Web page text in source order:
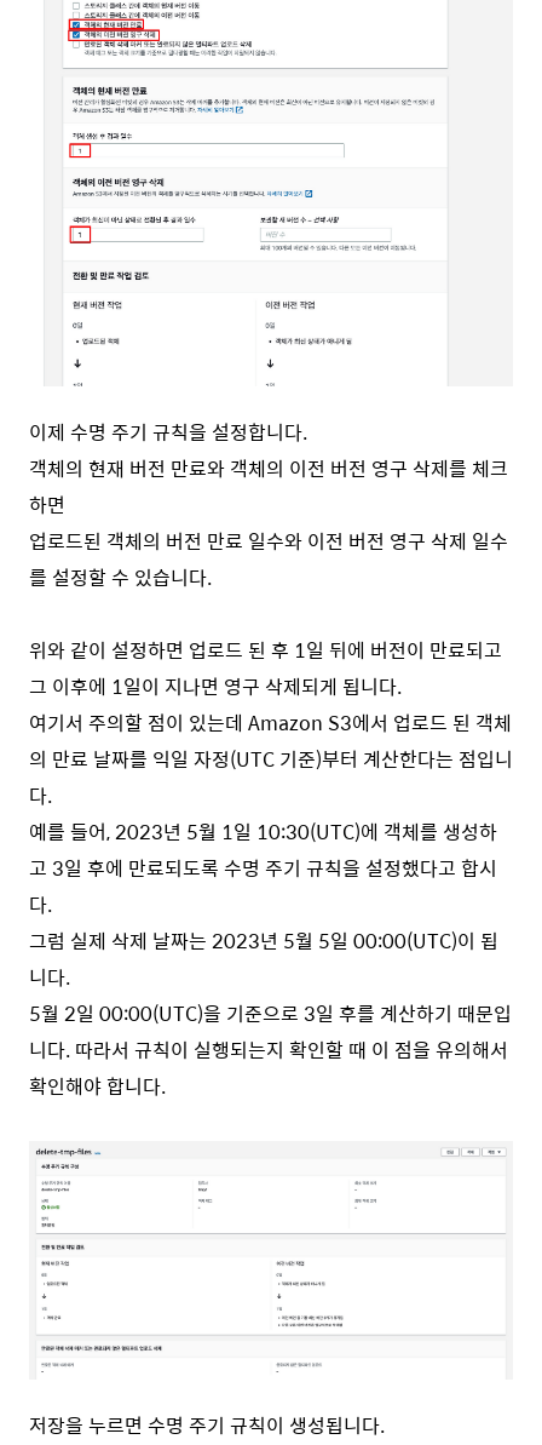
이제 수명 주기 규칙을 설정합니다.
객체의 현재 버전 만료와 객체의 이전 버전 영구 삭제를 체크
하면
업로드된 객체의 버전 만료 일수와 이전 버전 영구 삭제 일수
를 설정할 수 있습니다.
위와 같이 설정하면 업로드 된 후 1일 뒤에 버전이 만료되고
그 이후에 1일이 지나면 영구 삭제되게 됩니다.
여기서 주의할 점이 있는데 Amazon S3에서 업로드 된 객체
의 만료 날짜를 익일 자정(UTC 기준)부터 계산한다는 점입니
다.
예를 들어, 2023년 5월 1일 10:30(UTC)에 객체를 생성하
고 3일 후에 만료되도록 수명 주기 규칙을 설정했다고 합시
다.
그럼 실제 삭제 날짜는 2023년 5월 5일 00:00(UTC)이 됩
니다.
5월 2일 00:00(UTC)을 기준으로 3일 후를 계산하기 때문입
니다. 따라서 규칙이 실행되는지 확인할 때 이 점을 유의해서
확인해야 합니다.
저장을 누르면 수명 주기 규칙이 생성됩니다.